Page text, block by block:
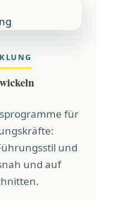
für
und
und auf